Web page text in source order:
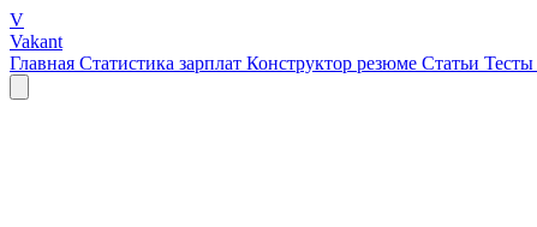
V
Vakant
Главная Статистика зарплат Конструктор резюме Статьи Тесты